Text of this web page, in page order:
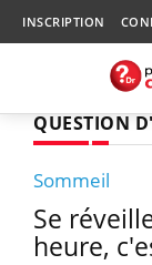
INSCRIPTION
QUESTION
Sommeil
Se
heure,